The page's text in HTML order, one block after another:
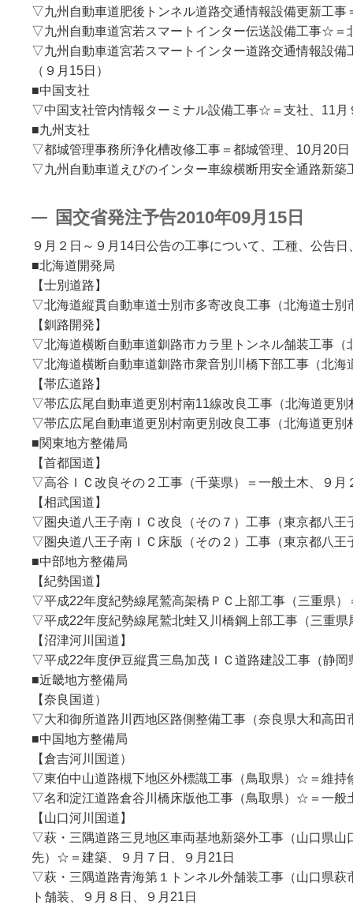
▽九州自動車道肥後トンネル道路交通情報設備更新工
▽九州自動車道宮若スマートインター伝送設備工事☆＝
▽九州自動車道宮若スマートインター道路交通情報設
（９月15日）
■中国支社
▽中国支社管内情報ターミナル設備工事☆＝支社、11月
■九州支社
▽都城管理事務所浄化槽改修工事＝都城管理、10月20日
▽九州自動車道えびのインター車線横断用安全通路新築
国交省発注予告2010年09月15日
９月２日～９月14日公告の工事について、工種、公告
■北海道開発局
【士別道路】
▽北海道縦貫自動車道士別市多寄改良工事（北海道士
【釧路開発】
▽北海道横断自動車道釧路市カラ里トンネル舗装工事（
▽北海道横断自動車道釧路市衆音別川橋下部工事（北海
【帯広道路】
▽帯広広尾自動車道更別村南11線改良工事（北海道更
▽帯広広尾自動車道更別村南更別改良工事（北海道更
■関東地方整備局
【首都国道】
▽高谷ＩＣ改良その２工事（千葉県）＝一般土木、９月
【相武国道】
▽圏央道八王子南ＩＣ改良（その７）工事（東京都八
▽圏央道八王子南ＩＣ床版（その２）工事（東京都八
■中部地方整備局
【紀勢国道】
▽平成22年度紀勢線尾鷲高架橋ＰＣ上部工事（三重県
▽平成22年度紀勢線尾鷲北蛙又川橋鋼上部工事（三重
【沼津河川国道】
▽平成22年度伊豆縦貫三島加茂ＩＣ道路建設工事（静
■近畿地方整備局
【奈良国道）
▽大和御所道路川西地区路側整備工事（奈良県大和高
■中国地方整備局
【倉吉河川国道）
▽東伯中山道路槻下地区外標識工事（鳥取県）☆＝維持
▽名和淀江道路倉谷川橋床版他工事（鳥取県）☆＝一般
【山口河川国道】
▽萩・三隅道路三見地区車両基地新築外工事（山口県
先）☆＝建築、９月７日、９月21日
▽萩・三隅道路青海第１トンネル外舗装工事（山口県
ト舗装、９月８日、９月21日